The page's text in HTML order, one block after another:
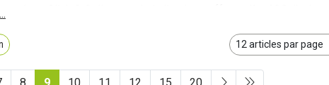
en Click & Collect ou de la livraison offerte dès 69€ d'achat.